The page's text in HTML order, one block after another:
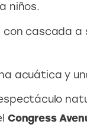
niños.
cascada a
acuática y
Congress